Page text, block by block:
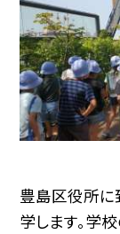
豊島区役所に
学します。学